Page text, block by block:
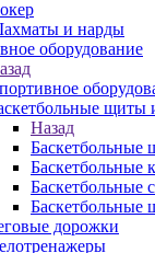
и нарды
оборудование
щиты
Назад
Баскетбольные
Баскетбольные
Баскетбольные
Баскетбольные
дорожки